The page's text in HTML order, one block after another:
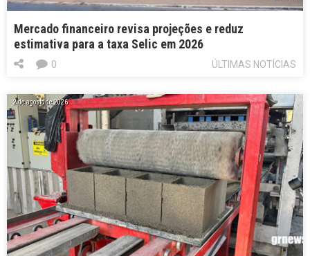
Mercado financeiro revisa projeções e reduz
estimativa para a taxa Selic em 2026
ÚLTIMAS NOTÍCIAS
0
2 de agosto de 2026